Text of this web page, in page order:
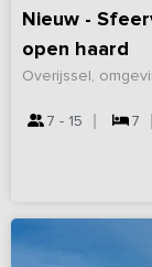
Nieuw -
open haard
Overijssel,
7 - 15 7